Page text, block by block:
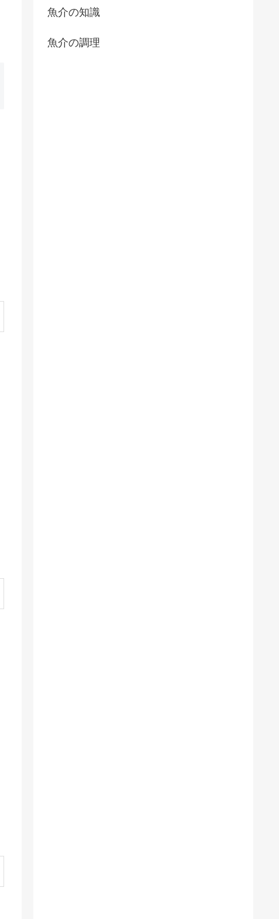
魚介の知識
魚介の調理